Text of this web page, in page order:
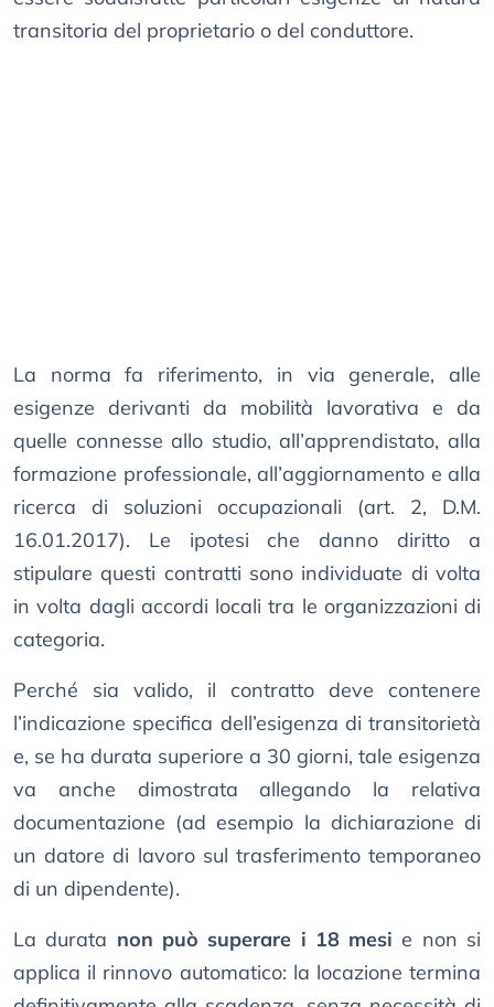
transitoria del proprietario o del conduttore.
La norma fa riferimento, in via generale, alle
esigenze derivanti da mobilità lavorativa e da
quelle connesse allo studio, all’apprendistato, alla
formazione professionale, all’aggiornamento e alla
ricerca di soluzioni occupazionali (art. 2, D.M.
16.01.2017). Le ipotesi che danno diritto a
stipulare questi contratti sono individuate di volta
in volta dagli accordi locali tra le organizzazioni di
categoria.
Perché sia valido, il contratto deve contenere
l’indicazione specifica dell’esigenza di transitorietà
e, se ha durata superiore a 30 giorni, tale esigenza
va anche dimostrata allegando la relativa
documentazione (ad esempio la dichiarazione di
un datore di lavoro sul trasferimento temporaneo
di un dipendente).
La durata non può superare i 18 mesi e non si
applica il rinnovo automatico: la locazione termina